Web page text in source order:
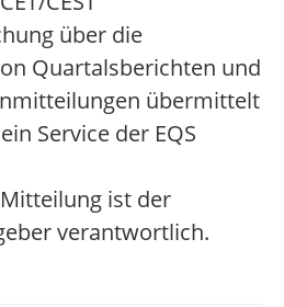
über die
Quartalsberichten und
übermittelt
Service der EQS
ist der
verantwortlich.